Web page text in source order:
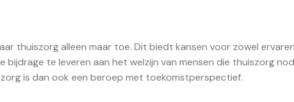
thuiszorg alleen maar toe. Dit biedt kansen voor zowel
te leveren aan het welzijn van mensen die thuiszorg
is dan ook een beroep met toekomstperspectief.